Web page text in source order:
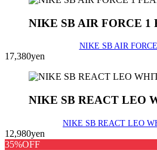
NIKE SB AIR FORCE 1
NIKE SB AIR
17,380yen
NIKE SB REACT LEO
NIKE SB REACT LEO
12,980yen
35%OFF